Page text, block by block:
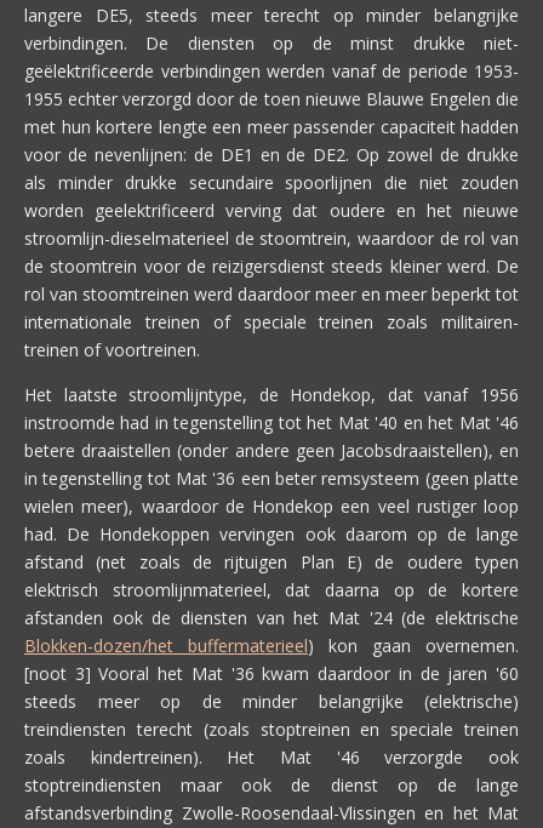
langere DE5, steeds meer terecht op minder belangrijke
verbindingen. De diensten op de minst drukke niet-
geëlektrificeerde verbindingen werden vanaf de periode 1953-
1955 echter verzorgd door de toen nieuwe Blauwe Engelen die
met hun kortere lengte een meer passender capaciteit hadden
voor de nevenlijnen: de DE1 en de DE2. Op zowel de drukke
als minder drukke secundaire spoorlijnen die niet zouden
worden geelektrificeerd verving dat oudere en het nieuwe
stroomlijn-dieselmaterieel de stoomtrein, waardoor de rol van
de stoomtrein voor de reizigersdienst steeds kleiner werd. De
rol van stoomtreinen werd daardoor meer en meer beperkt tot
internationale treinen of speciale treinen zoals militairen-
treinen of voortreinen.
Het laatste stroomlijntype, de Hondekop, dat vanaf 1956
instroomde had in tegenstelling tot het Mat '40 en het Mat '46
betere draaistellen (onder andere geen Jacobsdraaistellen), en
in tegenstelling tot Mat '36 een beter remsysteem (geen platte
wielen meer), waardoor de Hondekop een veel rustiger loop
had. De Hondekoppen vervingen ook daarom op de lange
afstand (net zoals de rijtuigen Plan E) de oudere typen
elektrisch stroomlijnmaterieel, dat daarna op de kortere
afstanden ook de diensten van het Mat '24 (de elektrische
Blokken-dozen/het buffermaterieel) kon gaan overnemen.
[noot 3] Vooral het Mat '36 kwam daardoor in de jaren '60
steeds meer op de minder belangrijke (elektrische)
treindiensten terecht (zoals stoptreinen en speciale treinen
zoals kindertreinen). Het Mat '46 verzorgde ook
stoptreindiensten maar ook de dienst op de lange
afstandsverbinding Zwolle-Roosendaal-Vlissingen en het Mat